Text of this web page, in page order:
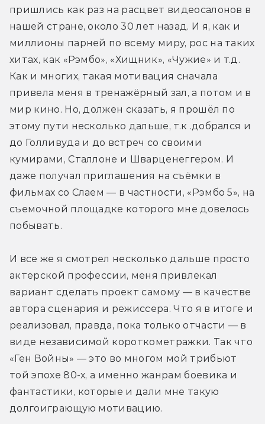
пришлись как раз на расцвет видеосалонов в
нашей стране, около 30 лет назад. И я, как и
миллионы парней по всему миру, рос на таких
хитах, как «Рэмбо», «Хищник», «Чужие» и т.д.
Как и многих, такая мотивация сначала
привела меня в тренажёрный зал, а потом и в
мир кино. Но, должен сказать, я прошёл по
этому пути несколько дальше, т.к .добрался и
до Голливуда и до встреч со своими
кумирами, Сталлоне и Шварценеггером. И
даже получал приглашения на съёмки в
фильмах со Слаем — в частности, «Рэмбо 5», на
съемочной площадке которого мне довелось
побывать.
И все же я смотрел несколько дальше просто
актерской профессии, меня привлекал
вариант сделать проект самому — в качестве
автора сценария и режиссера. Что я в итоге и
реализовал, правда, пока только отчасти — в
виде независимой короткометражки. Так что
«Ген Войны» — это во многом мой трибьют
той эпохе 80-х, а именно жанрам боевика и
фантастики, которые и дали мне такую
долгоиграющую мотивацию.